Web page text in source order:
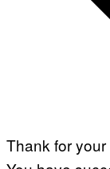
Thank for